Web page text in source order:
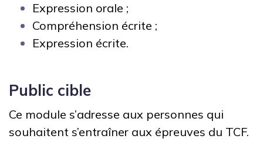
Expression orale ;
Compréhension écrite ;
Expression écrite.
Public cible
Ce module s’adresse aux personnes qui
souhaitent s’entraîner aux épreuves du TCF.